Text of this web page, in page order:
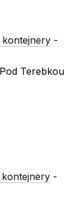
kontejnery -
Terebkou
kontejnery -